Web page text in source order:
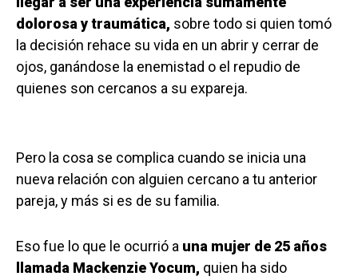
dolorosa y traumática, sobre todo si quien tomó
la decisión rehace su vida en un abrir y cerrar de
ojos, ganándose la enemistad o el repudio de
quienes son cercanos a su expareja.
Pero la cosa se complica cuando se inicia una
nueva relación con alguien cercano a tu anterior
pareja, y más si es de su familia.
Eso fue lo que le ocurrió a una mujer de 25 años
llamada Mackenzie Yocum, quien ha sido